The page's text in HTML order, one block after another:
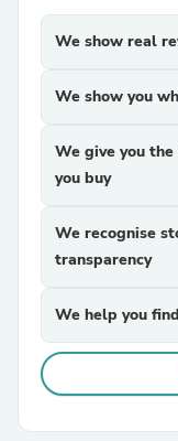
We show real
We show you
We give you
you buy
We recognise
transparency
We help you